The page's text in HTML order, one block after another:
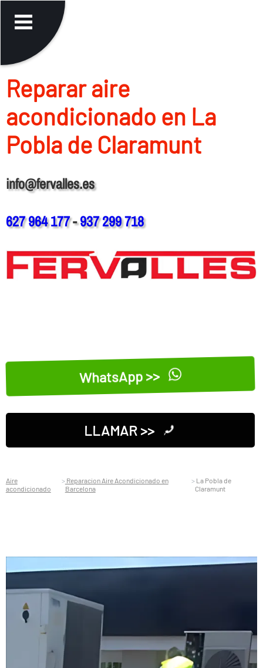
Reparar aire
acondicionado en La
Pobla de Claramunt
info@fervalles.es
627 964 177-937 299 718
WhatsApp >>
LLAMAR >>
Aire
acondicionado
Reparacion Aire Acondicionado en
Barcelona
La Pobla de
Claramunt